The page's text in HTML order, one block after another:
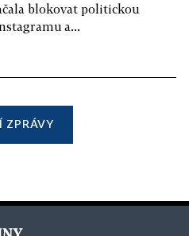
blokovat politickou
a...
ZPRÁVY